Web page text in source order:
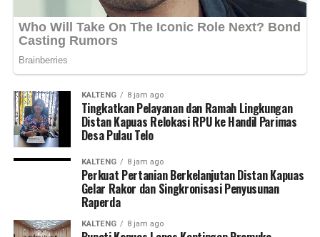
KALTENG 8 jam ago
Tingkatkan Pelayanan dan Ramah Lingkungan
Distan Kapuas Relokasi RPU ke Handil Parimas
Desa Pulau Telo
KALTENG 8 jam ago
Perkuat Pertanian Berkelanjutan Distan Kapuas
Gelar Rakor dan Singkronisasi Penyusunan
Raperda
KALTENG 8 jam ago